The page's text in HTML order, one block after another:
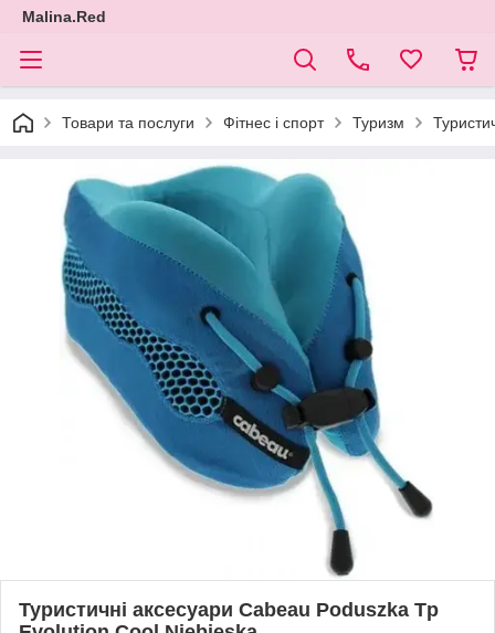
Malina.Red
Товари та послуги Фітнес і спорт Туризм
Туристичні аксесуари Cabeau Poduszka Tp